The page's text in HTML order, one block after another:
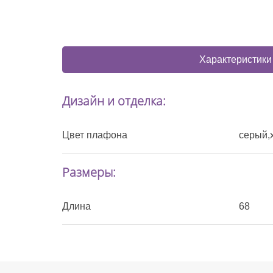
Характеристики
Дизайн и отделка:
Цвет плафона
Размеры:
Длина 68